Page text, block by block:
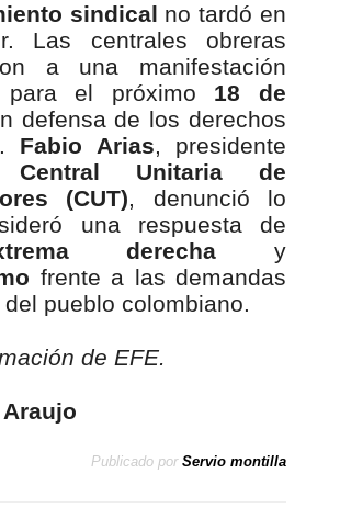
sindical no tardó en
Las centrales obreras
a una manifestación
para el próximo 18 de
defensa de los derechos
Fabio Arias, presidente
Central Unitaria de
(CUT), denunció lo
una respuesta de
derecha y
frente a las demandas
pueblo colombiano.
de EFE.
Publicado por Servio montilla